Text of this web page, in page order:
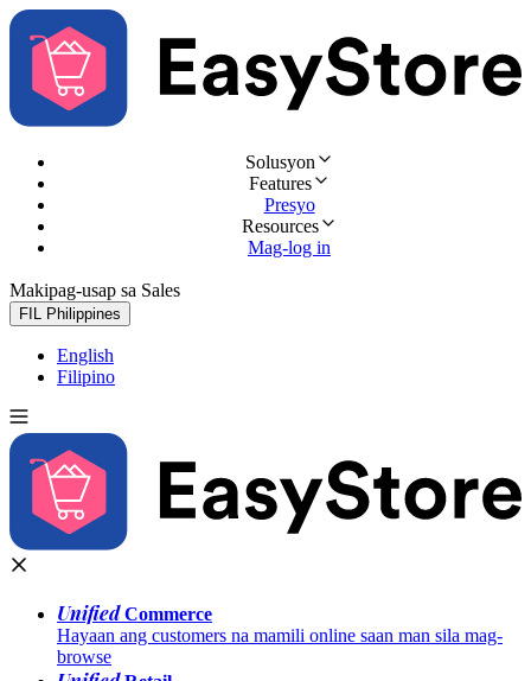
Solusyon
Features
Presyo
Resources
Mag-log in
Makipag-usap sa Sales
FIL Philippines
English
Filipino
UnifiedCommerce
Hayaan ang customers na mamili online saan man sila mag-
browse